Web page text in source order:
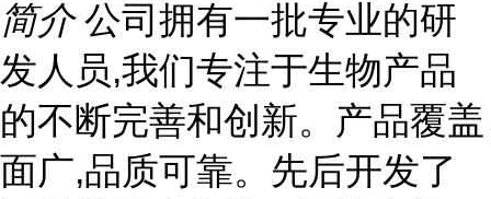
简介 公司拥有一批专业的研
发人员,我们专注于生物产品
的不断完善和创新。产品覆盖
面广,品质可靠。先后开发了